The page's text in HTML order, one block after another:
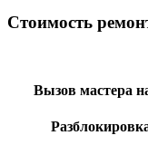
Стоимость
Вызов мастера